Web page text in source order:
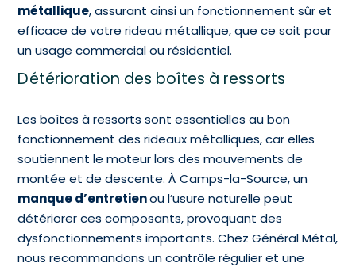
métallique, assurant ainsi un fonctionnement sûr et
efficace de votre rideau métallique, que ce soit pour
un usage commercial ou résidentiel.
Détérioration des boîtes à ressorts
Les boîtes à ressorts sont essentielles au bon
fonctionnement des rideaux métalliques, car elles
soutiennent le moteur lors des mouvements de
montée et de descente. À Camps-la-Source, un
manque d’entretienou l’usure naturelle peut
détériorer ces composants, provoquant des
dysfonctionnements importants. Chez Général Métal,
nous recommandons un contrôle régulier et une